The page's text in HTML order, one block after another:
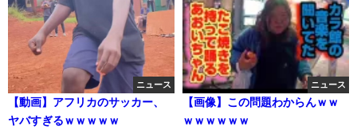
ニュース
【動画】アフリカのサッカー、
ヤバすぎるｗｗｗｗｗ
ニュース
【画像】この問題わからんｗｗ
ｗｗｗｗｗｗ